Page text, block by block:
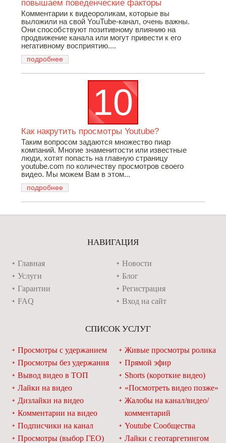
повышаем поведенческие факторы
Комментарии к видеороликам, которые вы
выложили на свой YouTube-канал, очень важны.
Они способствуют позитивному влиянию на
продвижение канала или могут привести к его
негативному восприятию....
подробнее
Как накрутить просмотры Youtube?
Таким вопросом задаются множество пиар
компаний. Многие знаменитости или известные
люди, хотят попасть на главную страницу
youtube.com по количеству просмотров своего
видео. Мы можем Вам в этом...
подробнее
НАВИГАЦИЯ
Главная
Услуги
Гарантии
FAQ
Новости
Блог
Регистрация
Вход на сайт
СПИСОК УСЛУГ
Просмотры с удержанием
Просмотры без удержания
Вывод видео в ТОП
Лайки на видео
Дизлайки на видео
Комментарии на видео
Подписчики на канал
Просмотры (выбор ГЕО)
Живые просмотры ролика
Прямой эфир
Shorts (короткие видео)
«Посмотреть видео позже»
Жалобы на канал/видео/
комментарий
Youtube Сообщества
Лайки с геотаргетингом